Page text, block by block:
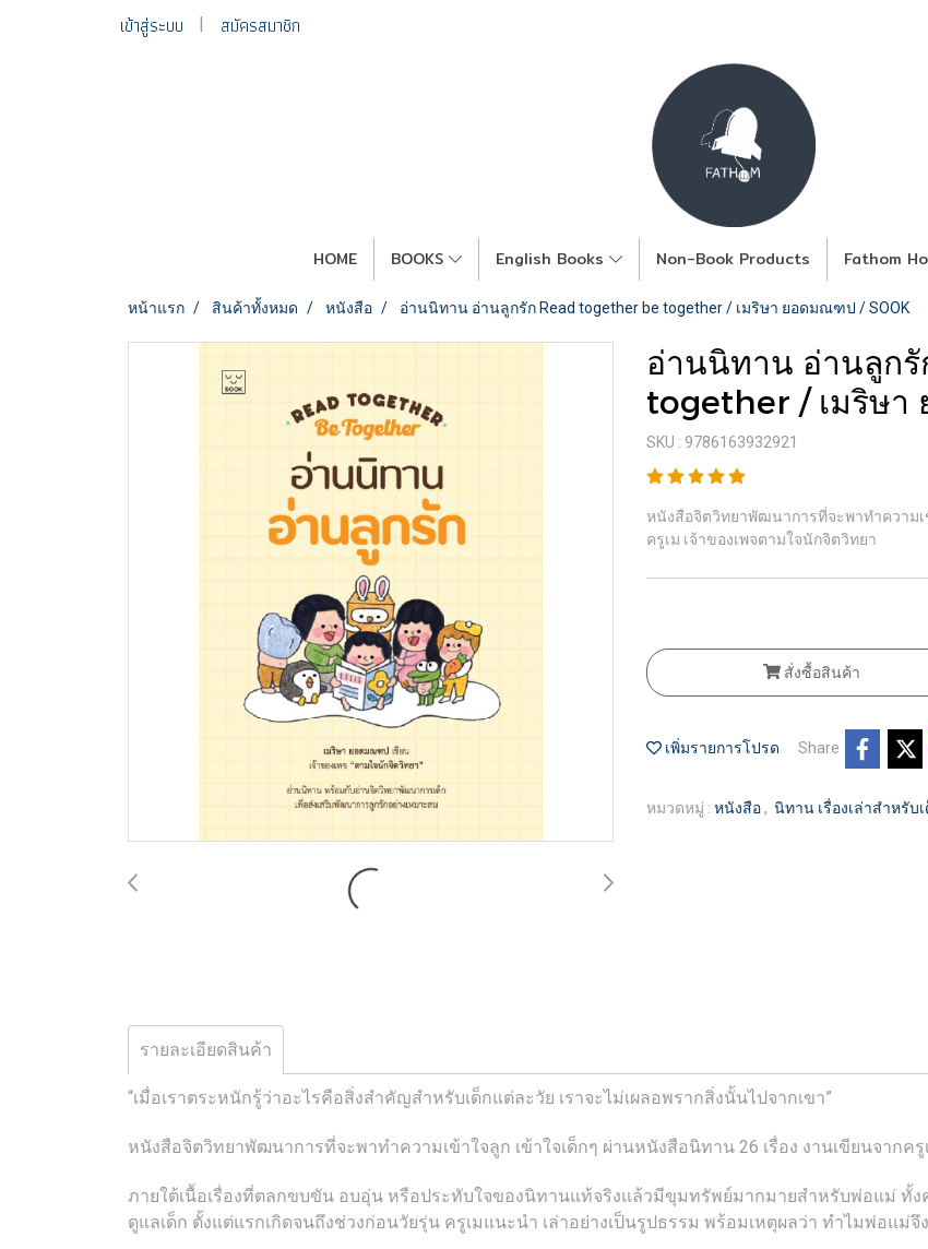
เข้าสู่ระบบ สมัครสมาชิก
HOME BOOKS English Books Non-Book Products Fathom
หน้าแรก สินค้าทั้งหมด หนังสือ อ่านนิทาน อ่านลูกรัก Read together be together / เมริษา ยอดมณฑป / SOOK
อ่านนิทาน อ่านลูก
together / เมริษา
SKU : 9786163932921
หนังสือจิตวิทยาพัฒนาการที่จะพาทำความเ
ครูเม เจ้าของเพจตามใจนักจิตวิทยา
สั่งซื้อสินค้า
เพิ่มรายการโปรด Share
หมวดหมู่ : หนังสือ , นิทาน เรื่องเล่าสำหรับ
รายละเอียดสินค้า
“เมื่อเราตระหนักรู้ว่าอะไรคือสิ่งสำคัญสำหรับเด็กแต่ละวัย เราจะไม่เผลอพรากสิ่งนั้นไปจากเขา”
หนังสือจิตวิทยาพัฒนาการที่จะพาทำความเข้าใจลูก เข้าใจเด็กๆ ผ่านหนังสือนิทาน 26 เรื่อง งานเขียนจากค
ภายใต้เนื้อเรื่องที่ตลกขบขัน อบอุ่น หรือประทับใจของนิทานแท้จริงแล้วมีขุมทรัพย์มากมายสำหรับพ่อแม่ ทั้
ดูแลเด็ก ตั้งแต่แรกเกิดจนถึงช่วงก่อนวัยรุ่น ครูเมแนะนำ เล่าอย่างเป็นรูปธรรม พร้อมเหตุผลว่า ทำไมพ่อแม่